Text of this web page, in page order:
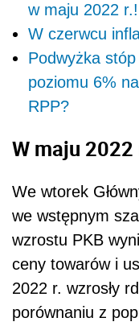
w maju 2022 r.!
W czerwcu
Podwyżka
poziomu 6%
RPP?
W maju 2022
We wtorek
we wstępnym
wzrostu PKB
ceny towarów i
2022 r. wzrosły
porównaniu z